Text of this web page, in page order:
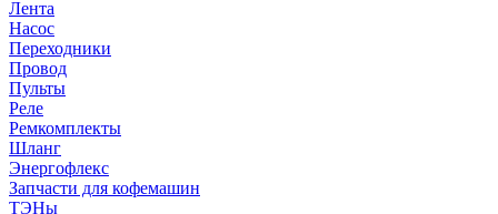
Лента
Насос
Переходники
Провод
Пульты
Реле
Ремкомплекты
Шланг
Энергофлекс
Запчасти для кофемашин
ТЭНы